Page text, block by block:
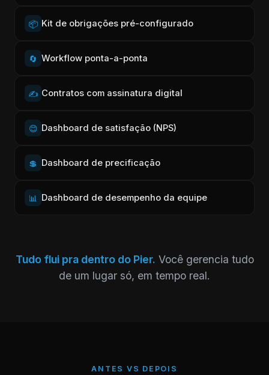
📦 Kit de obrigações pré-configurado
🔄 Workflow ponta-a-ponta
✍️ Contratos com assinatura digital
😊 Dashboard de satisfação (NPS)
💲 Dashboard de precificação
📊 Dashboard de desempenho da equipe
Tudo flui pra dentro do Pier. Você gerencia tudo
de um lugar só, em tempo real.
ANTES VS DEPOIS